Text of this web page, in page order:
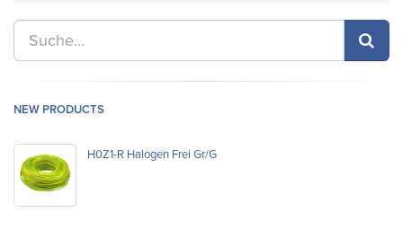
NEW PRODUCTS
H0Z1-R Halogen Frei Gr/G